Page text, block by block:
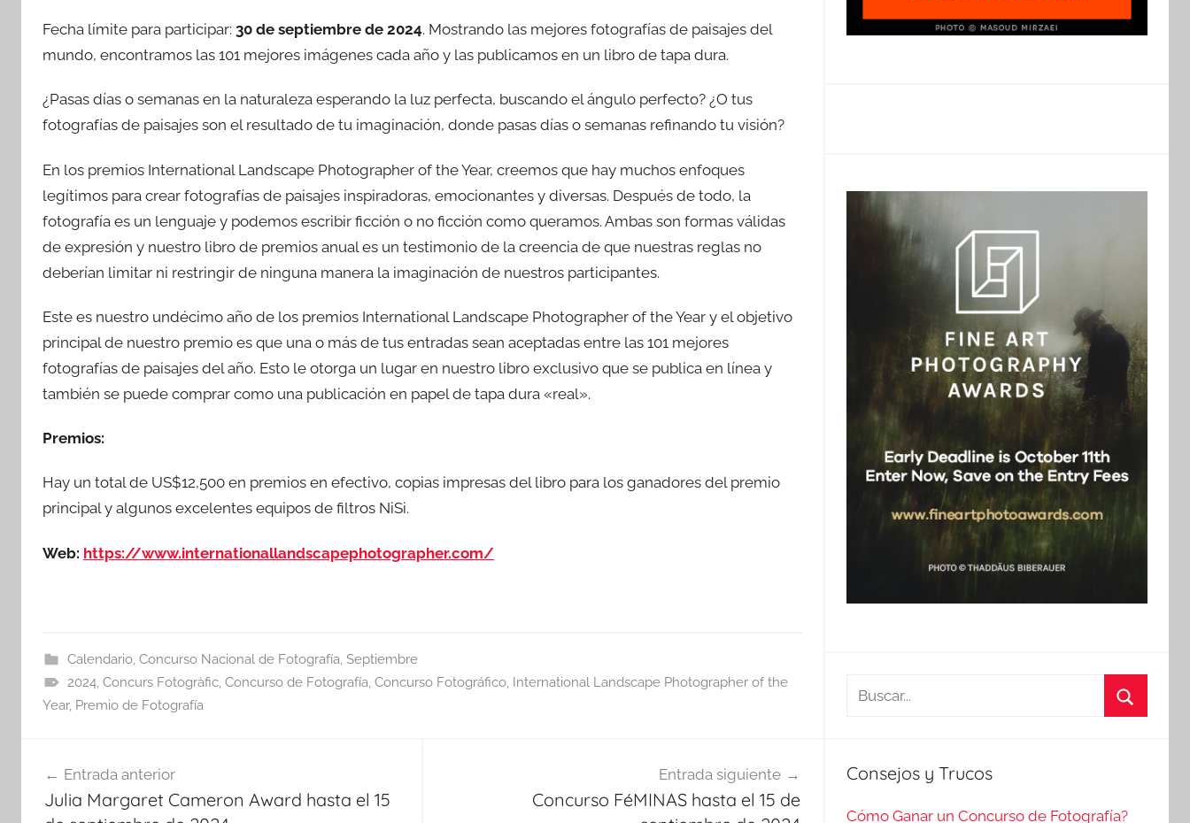
Fecha límite para participar: 30 de septiembre de 2024. Mostrando las mejores fotografías de paisajes del
mundo, encontramos las 101 mejores imágenes cada año y las publicamos en un libro de tapa dura.
¿Pasas días o semanas en la naturaleza esperando la luz perfecta, buscando el ángulo perfecto? ¿O tus
fotografías de paisajes son el resultado de tu imaginación, donde pasas días o semanas refinando tu visión?
En los premios International Landscape Photographer of the Year, creemos que hay muchos enfoques
legítimos para crear fotografías de paisajes inspiradoras, emocionantes y diversas. Después de todo, la
fotografía es un lenguaje y podemos escribir ficción o no ficción como queramos. Ambas son formas válidas
de expresión y nuestro libro de premios anual es un testimonio de la creencia de que nuestras reglas no
deberían limitar ni restringir de ninguna manera la imaginación de nuestros participantes.
Este es nuestro undécimo año de los premios International Landscape Photographer of the Year y el objetivo
principal de nuestro premio es que una o más de tus entradas sean aceptadas entre las 101 mejores
fotografías de paisajes del año. Esto le otorga un lugar en nuestro libro exclusivo que se publica en línea y
también se puede comprar como una publicación en papel de tapa dura «real».
Premios:
Hay un total de US$12,500 en premios en efectivo, copias impresas del libro para los ganadores del premio
principal y algunos excelentes equipos de filtros NiSi.
Web: https://www.internationallandscapephotographer.com/
Calendario, Concurso Nacional de Fotografía, Septiembre
2024, Concurs Fotogràfic, Concurso de Fotografía, Concurso Fotográfico, International Landscape Photographer of the
Year, Premio de Fotografía
de
Entrada anterior
Julia Margaret Cameron Award hasta el 15
Entrada siguiente
Concurso FéMINAS hasta el 15 de
Buscar:
Consejos y Trucos
Cómo Ganar un Concurso de Fotografía?